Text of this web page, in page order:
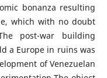
bonanza resulting
which with no doubt
post-war building
a Europe in ruins was
of Venezuelan